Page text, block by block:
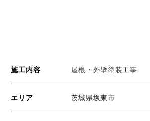
施工内容 屋根・外壁塗装工事
エリア 茨城県坂東市